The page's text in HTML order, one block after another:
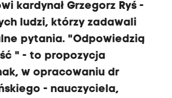
kardynał Grzegorz Ryś -
ludzi, którzy zadawali
pytania. "Odpowiedzią
" - to propozycja
w opracowaniu dr
- nauczyciela,